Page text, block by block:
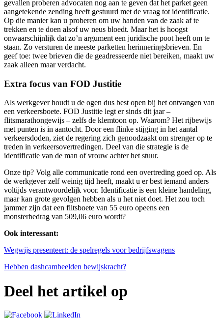
gevallen proberen advocaten nog aan te geven dat het parket geen
aangetekende zending heeft gestuurd met de vraag tot identificatie.
Op die manier kan u proberen om uw handen van de zaak af te
trekken en te doen alsof uw neus bloedt. Maar het is hoogst
onwaarschijnlijk dat zo’n argument een juridische poot heeft om te
staan. Zo versturen de meeste parketten herinneringsbrieven. En
geef toe: twee brieven die de geadresseerde niet bereiken, maakt uw
zaak alleen maar verdacht.
Extra focus van FOD Justitie
Als werkgever houdt u de ogen dus best open bij het ontvangen van
een verkeersboete. FOD Justitie legt er sinds dit jaar –
flitsmarathongewijs – zelfs de klemtoon op. Waarom? Het rijbewijs
met punten is in aantocht. Door een flinke stijging in het aantal
verkeersdoden, ziet de regering zich genoodzaakt om strenger op te
treden in verkeersovertredingen. Deel van die strategie is de
identificatie van de man of vrouw achter het stuur.
Onze tip? Volg alle communicatie rond een overtreding goed op. Als
de werkgever zelf weinig tijd heeft, maakt u er best iemand anders
voltijds verantwoordelijk voor. Identificatie is een kleine handeling,
maar kan grote gevolgen hebben als u het niet doet. Het zou toch
jammer zijn dat een flitsboete van 55 euro opeens een
monsterbedrag van 509,06 euro wordt?
Ook interessant:
Wegwijs presenteert: de spelregels voor bedrijfswagens
Hebben dashcambeelden bewijskracht?
Deel het artikel op